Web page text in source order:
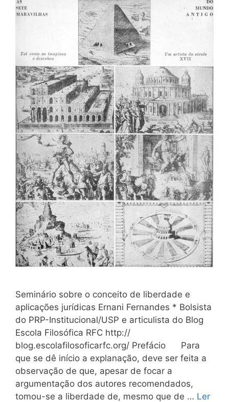
Seminário sobre o conceito de liberdade e
aplicações jurídicas Ernani Fernandes * Bolsista
do PRP-Institucional/USP e articulista do Blog
Escola Filosófica RFC http://
blog.escolafilosoficarfc.org/ Prefácio Para
que se dê início a explanação, deve ser feita a
observação de que, apesar de focar a
argumentação dos autores recomendados,
tomou-se a liberdade de, mesmo que de … Ler